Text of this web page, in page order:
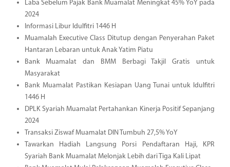
Laba Sebelum Pajak Bank Muamalat Meningkat 45% YoY pada
2024
Informasi Libur Idulfitri 1446 H
Muamalah Executive Class Ditutup dengan Penyerahan Paket
Hantaran Lebaran untuk Anak Yatim Piatu
Bank Muamalat dan BMM Berbagi Takjil Gratis untuk
Masyarakat
Bank Muamalat Pastikan Kesiapan Uang Tunai untuk Idulfitri
1446 H
DPLK Syariah Muamalat Pertahankan Kinerja Positif Sepanjang
2024
Transaksi Ziswaf Muamalat DIN Tumbuh 27,5% YoY
Tawarkan Hadiah Langsung Porsi Pendaftaran Haji, KPR
Syariah Bank Muamalat Melonjak Lebih dari Tiga Kali Lipat